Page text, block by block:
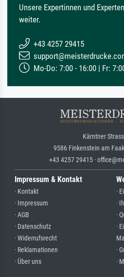
Unsere Expertinnen und
weiter.
+43 4257 29415
Mo-Do: 7:00 - 16:00 | Fr:
Kärntner
9586 Finkenstein am
+43 4257 29415 ·
Impressum & Kontakt
· Kontakt
· Impressum
· AGB
· Datenschutz
· Widerrufsrecht
· Reklamationen
· Über uns
·
·
·
·
·
·